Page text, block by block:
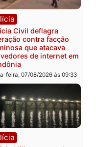
Polícia
Polícia Federal apreende
400 quilos de drogas e
prende motorista em RO
sexta-feira, 07/08/2026 às